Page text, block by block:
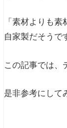
「素材よりも
自家製だそうで
この記事では、
是非参考にして